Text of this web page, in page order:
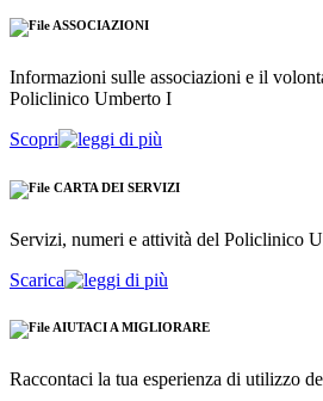
ASSOCIAZIONI
Informazioni sulle associazioni e il
Policlinico Umberto I
Scopri
CARTA DEI SERVIZI
Servizi, numeri e attività del Policlinico
Scarica
AIUTACI A MIGLIORARE
Raccontaci la tua esperienza di utilizzo